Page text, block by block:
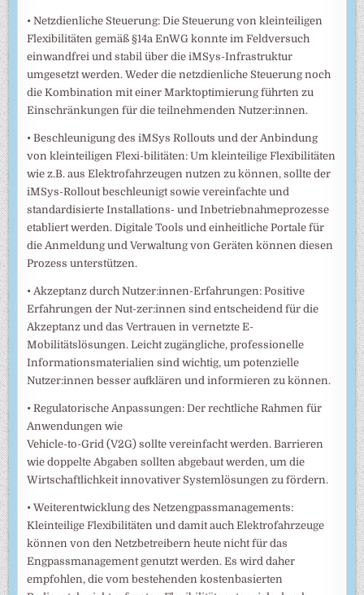
• Netzdienliche Steuerung: Die Steuerung von kleinteiligen
Flexibilitäten gemäß §14a EnWG konnte im Feldversuch
einwandfrei und stabil über die iMSys-Infrastruktur
umgesetzt werden. Weder die netzdienliche Steuerung noch
die Kombination mit einer Marktoptimierung führten zu
Einschränkungen für die teilnehmenden Nutzer:innen.
• Beschleunigung des iMSys Rollouts und der Anbindung
von kleinteiligen Flexi-bilitäten: Um kleinteilige Flexibilitäten
wie z.B. aus Elektrofahrzeugen nutzen zu können, sollte der
iMSys-Rollout beschleunigt sowie vereinfachte und
standardisierte Installations- und Inbetriebnahmeprozesse
etabliert werden. Digitale Tools und einheitliche Portale für
die Anmeldung und Verwaltung von Geräten können diesen
Prozess unterstützen.
• Akzeptanz durch Nutzer:innen-Erfahrungen: Positive
Erfahrungen der Nut-zer:innen sind entscheidend für die
Akzeptanz und das Vertrauen in vernetzte E-
Mobilitätslösungen. Leicht zugängliche, professionelle
Informationsmaterialien sind wichtig, um potenzielle
Nutzer:innen besser aufklären und informieren zu können.
• Regulatorische Anpassungen: Der rechtliche Rahmen für
Anwendungen wie
Vehicle-to-Grid (V2G) sollte vereinfacht werden. Barrieren
wie doppelte Abgaben sollten abgebaut werden, um die
Wirtschaftlichkeit innovativer Systemlösungen zu fördern.
• Weiterentwicklung des Netzengpassmanagements:
Kleinteilige Flexibilitäten und damit auch Elektrofahrzeuge
können von den Netzbetreibern heute nicht für das
Engpassmanagement genutzt werden. Es wird daher
empfohlen, die vom bestehenden kostenbasierten